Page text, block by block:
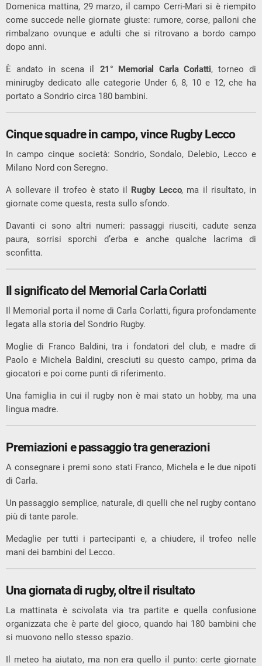
Domenica mattina, 29 marzo, il campo Cerri-Mari si è riempito
come succede nelle giornate giuste: rumore, corse, palloni che
rimbalzano ovunque e adulti che si ritrovano a bordo campo
dopo anni.
È andato in scena il 21° Memorial Carla Corlatti, torneo di
minirugby dedicato alle categorie Under 6, 8, 10 e 12, che ha
portato a Sondrio circa 180 bambini.
Cinque squadre in campo, vince Rugby Lecco
In campo cinque società: Sondrio, Sondalo, Delebio, Lecco e
Milano Nord con Seregno.
A sollevare il trofeo è stato il Rugby Lecco, ma il risultato, in
giornate come questa, resta sullo sfondo.
Davanti ci sono altri numeri: passaggi riusciti, cadute senza
paura, sorrisi sporchi d’erba e anche qualche lacrima di
sconfitta.
Il significato del Memorial Carla Corlatti
Il Memorial porta il nome di Carla Corlatti, figura profondamente
legata alla storia del Sondrio Rugby.
Moglie di Franco Baldini, tra i fondatori del club, e madre di
Paolo e Michela Baldini, cresciuti su questo campo, prima da
giocatori e poi come punti di riferimento.
Una famiglia in cui il rugby non è mai stato un hobby, ma una
lingua madre.
Premiazioni e passaggio tra generazioni
A consegnare i premi sono stati Franco, Michela e le due nipoti
di Carla.
Un passaggio semplice, naturale, di quelli che nel rugby contano
più di tante parole.
Medaglie per tutti i partecipanti e, a chiudere, il trofeo nelle
mani dei bambini del Lecco.
Una giornata di rugby, oltre il risultato
La mattinata è scivolata via tra partite e quella confusione
organizzata che è parte del gioco, quando hai 180 bambini che
si muovono nello stesso spazio.
Il meteo ha aiutato, ma non era quello il punto: certe giornate